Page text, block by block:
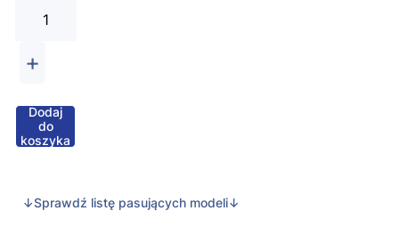
+
Dodaj
do
koszyka
↓Sprawdź listę pasujących modeli↓